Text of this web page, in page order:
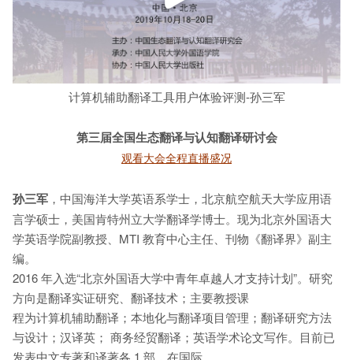
计算机辅助翻译工具用户体验评测-孙三军
第三届全国生态翻译与认知翻译研讨会
观看大会全程直播盛况
孙三军 ，中国海洋大学英语系学士，北京航空航天大学应用语
言学硕士，美国肯特州立大学翻译学博士。现为北京外国语大
学英语学院副教授、MTI 教育中心主任、刊物《翻译界》副主
编。
2016 年入选“北京外国语大学中青年卓越人才支持计划”。研究
方向是翻译实证研究、翻译技术；主要教授课
程为计算机辅助翻译；本地化与翻译项目管理；翻译研究方法
与设计；汉译英； 商务经贸翻译；英语学术论文写作。目前已